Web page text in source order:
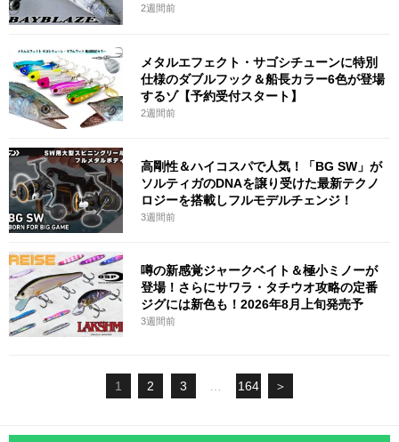
2週間前
メタルエフェクト・サゴシチューンに特別
仕様のダブルフック＆船長カラー6色が登場
するゾ【予約受付スタート】
2週間前
高剛性＆ハイコスパで人気！「BG SW」が
ソルティガのDNAを譲り受けた最新テクノ
ロジーを搭載しフルモデルチェンジ！
3週間前
噂の新感覚ジャークベイト＆極小ミノーが
登場！さらにサワラ・タチウオ攻略の定番
ジグには新色も！2026年8月上旬発売予
3週間前
1 2 3 … 164 ＞